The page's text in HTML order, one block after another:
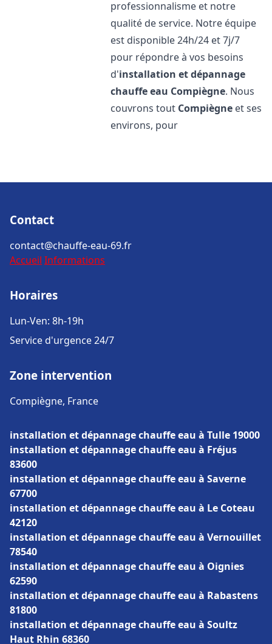
professionnalisme et notre
qualité de service. Notre équipe
est disponible 24h/24 et 7j/7
pour répondre à vos besoins
d'installation et dépannage
chauffe eau Compiègne. Nous
couvrons tout Compiègne et ses
environs, pour
Contact
contact@chauffe-eau-69.fr
Accueil Informations
Horaires
Lun-Ven: 8h-19h
Service d'urgence 24/7
Zone intervention
Compiègne, France
installation et dépannage chauffe eau à Tulle 19000
installation et dépannage chauffe eau à Fréjus
83600
installation et dépannage chauffe eau à Saverne
67700
installation et dépannage chauffe eau à Le Coteau
42120
installation et dépannage chauffe eau à Vernouillet
78540
installation et dépannage chauffe eau à Oignies
62590
installation et dépannage chauffe eau à Rabastens
81800
installation et dépannage chauffe eau à Soultz
Haut Rhin 68360